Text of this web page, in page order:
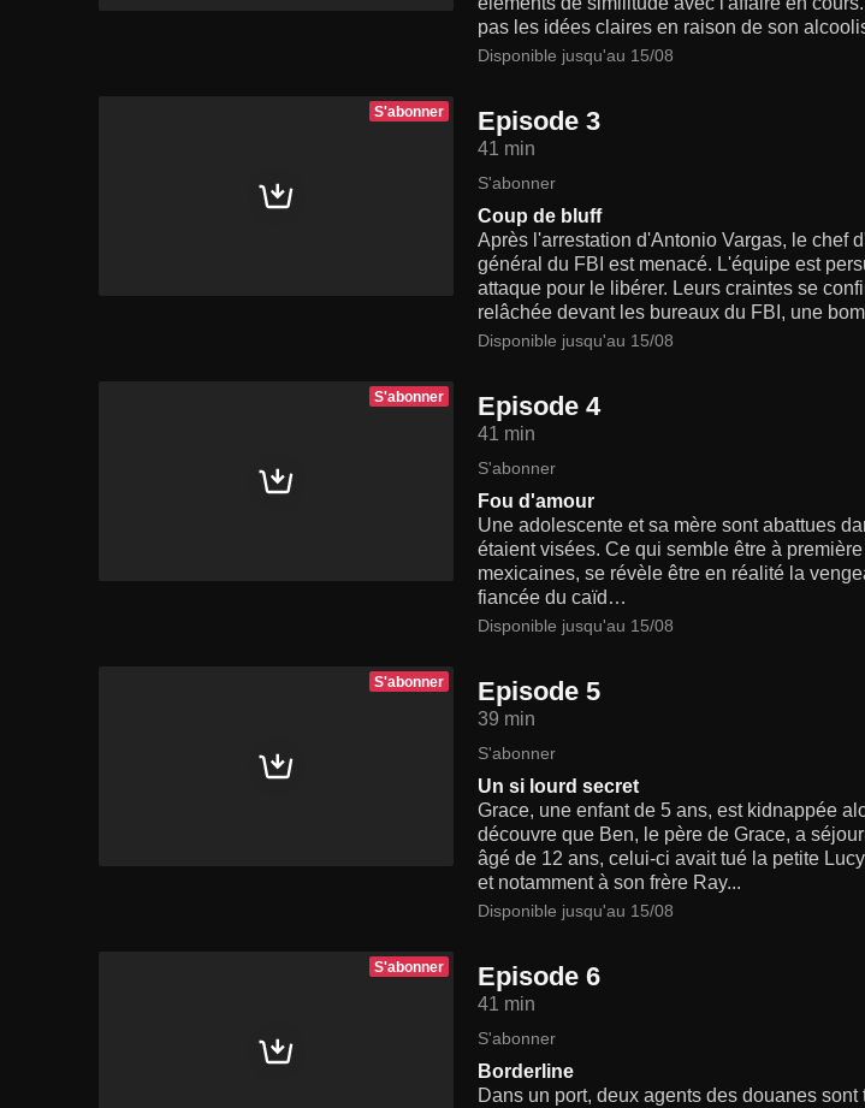
pas les idées claires en raison de son
Disponible jusqu'au 15/08
S'abonner Episode 3
41 min
S'abonner
Coup de bluff
Après l'arrestation d'Antonio Vargas, le chef
général du FBI est menacé. L'équipe est
attaque pour le libérer. Leurs craintes se
relâchée devant les bureaux du FBI, une
Disponible jusqu'au 15/08
S'abonner Episode 4
41 min
S'abonner
Fou d'amour
Une adolescente et sa mère sont abattues
étaient visées. Ce qui semble être à
mexicaines, se révèle être en réalité la
fiancée du caïd…
Disponible jusqu'au 15/08
S'abonner Episode 5
39 min
S'abonner
Un si lourd secret
Grace, une enfant de 5 ans, est kidnappée
découvre que Ben, le père de Grace, a
âgé de 12 ans, celui-ci avait tué la petite
et notamment à son frère Ray...
Disponible jusqu'au 15/08
S'abonner Episode 6
41 min
S'abonner
Borderline
Dans un port, deux agents des douanes